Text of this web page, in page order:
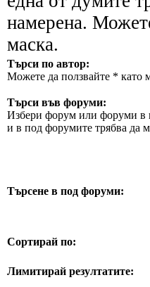
намерена.
маска.
Търси по автор:
Можете да ползвайте * като
Търси във форуми:
Избери форум или форуми в
и в под форумите трябва да
Търсене в под форуми:
Сортирай по:
Лимитирай резултатите: